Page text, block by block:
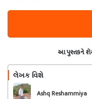
આ પુસ્તકને
લેખક વિશે
Ashq Reshammiya